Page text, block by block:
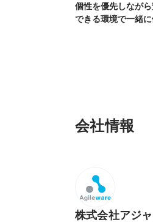
個性を優先しなが
できる環境で一緒
会社情報
株式会社アジ